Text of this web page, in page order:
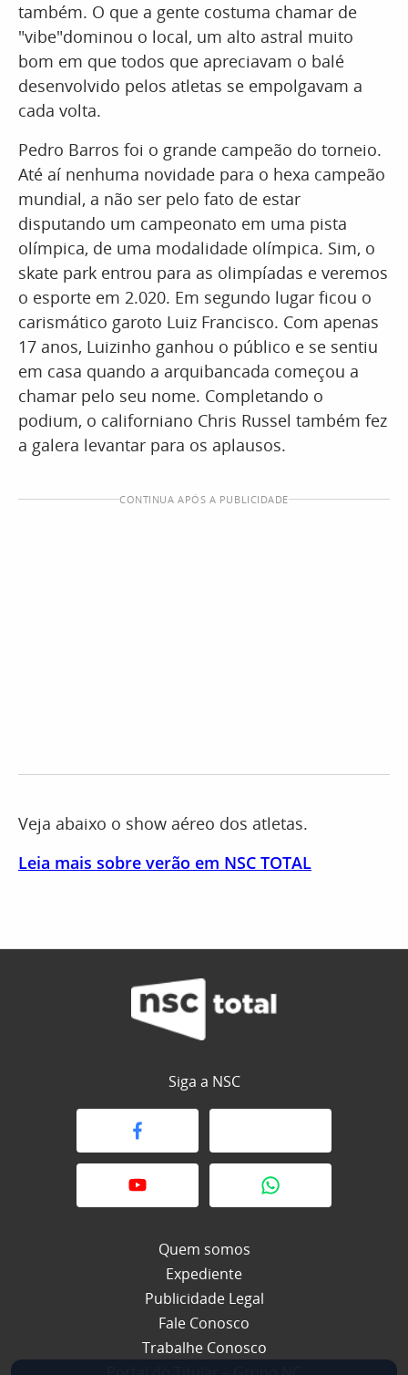
também. O que a gente costuma chamar de
"vibe"dominou o local, um alto astral muito
bom em que todos que apreciavam o balé
desenvolvido pelos atletas se empolgavam a
cada volta.
Pedro Barros foi o grande campeão do torneio.
Até aí nenhuma novidade para o hexa campeão
mundial, a não ser pelo fato de estar
disputando um campeonato em uma pista
olímpica, de uma modalidade olímpica. Sim, o
skate park entrou para as olimpíadas e veremos
o esporte em 2.020. Em segundo lugar ficou o
carismático garoto Luiz Francisco. Com apenas
17 anos, Luizinho ganhou o público e se sentiu
em casa quando a arquibancada começou a
chamar pelo seu nome. Completando o
podium, o californiano Chris Russel também fez
a galera levantar para os aplausos.
CONTINUA APÓS A PUBLICIDADE
Veja abaixo o show aéreo dos atletas.
Leia mais sobre verão em NSC TOTAL
Siga a NSC
Quem somos
Expediente
Publicidade Legal
Fale Conosco
Trabalhe Conosco